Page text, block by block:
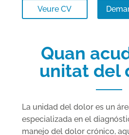
Veure CV
Quan
unitat del
La unidad del dolor es un
especializada en el
manejo del dolor crónico,